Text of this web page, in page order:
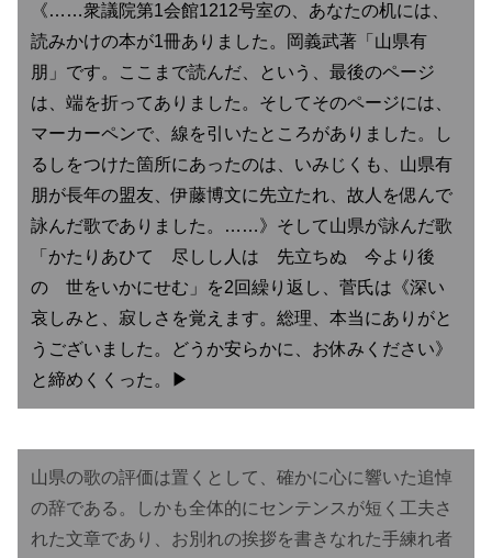
《……衆議院第1会館1212号室の、あなたの机には、
読みかけの本が1冊ありました。岡義武著「山県有
朋」です。ここまで読んだ、という、最後のページ
は、端を折ってありました。そしてそのページには、
マーカーペンで、線を引いたところがありました。し
るしをつけた箇所にあったのは、いみじくも、山県有
朋が長年の盟友、伊藤博文に先立たれ、故人を偲んで
詠んだ歌でありました。……》そして山県が詠んだ歌
「かたりあひて 尽しし人は 先立ちぬ 今より後
の 世をいかにせむ」を2回繰り返し、菅氏は《深い
哀しみと、寂しさを覚えます。総理、本当にありがと
うございました。どうか安らかに、お休みください》
と締めくくった。▶︎
山県の歌の評価は置くとして、確かに心に響いた追悼
の辞である。しかも全体的にセンテンスが短く工夫さ
れた文章であり、お別れの挨拶を書きなれた手練れ者